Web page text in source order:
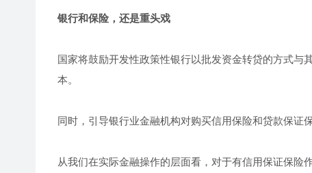
银行和保险，还是重头戏
国家将鼓励开发性政策性银行以批发资金转贷的方式与
本。
同时，引导银行业金融机构对购买信用保险和贷款保证
从我们在实际金融操作的层面看，对于有信用保证保险